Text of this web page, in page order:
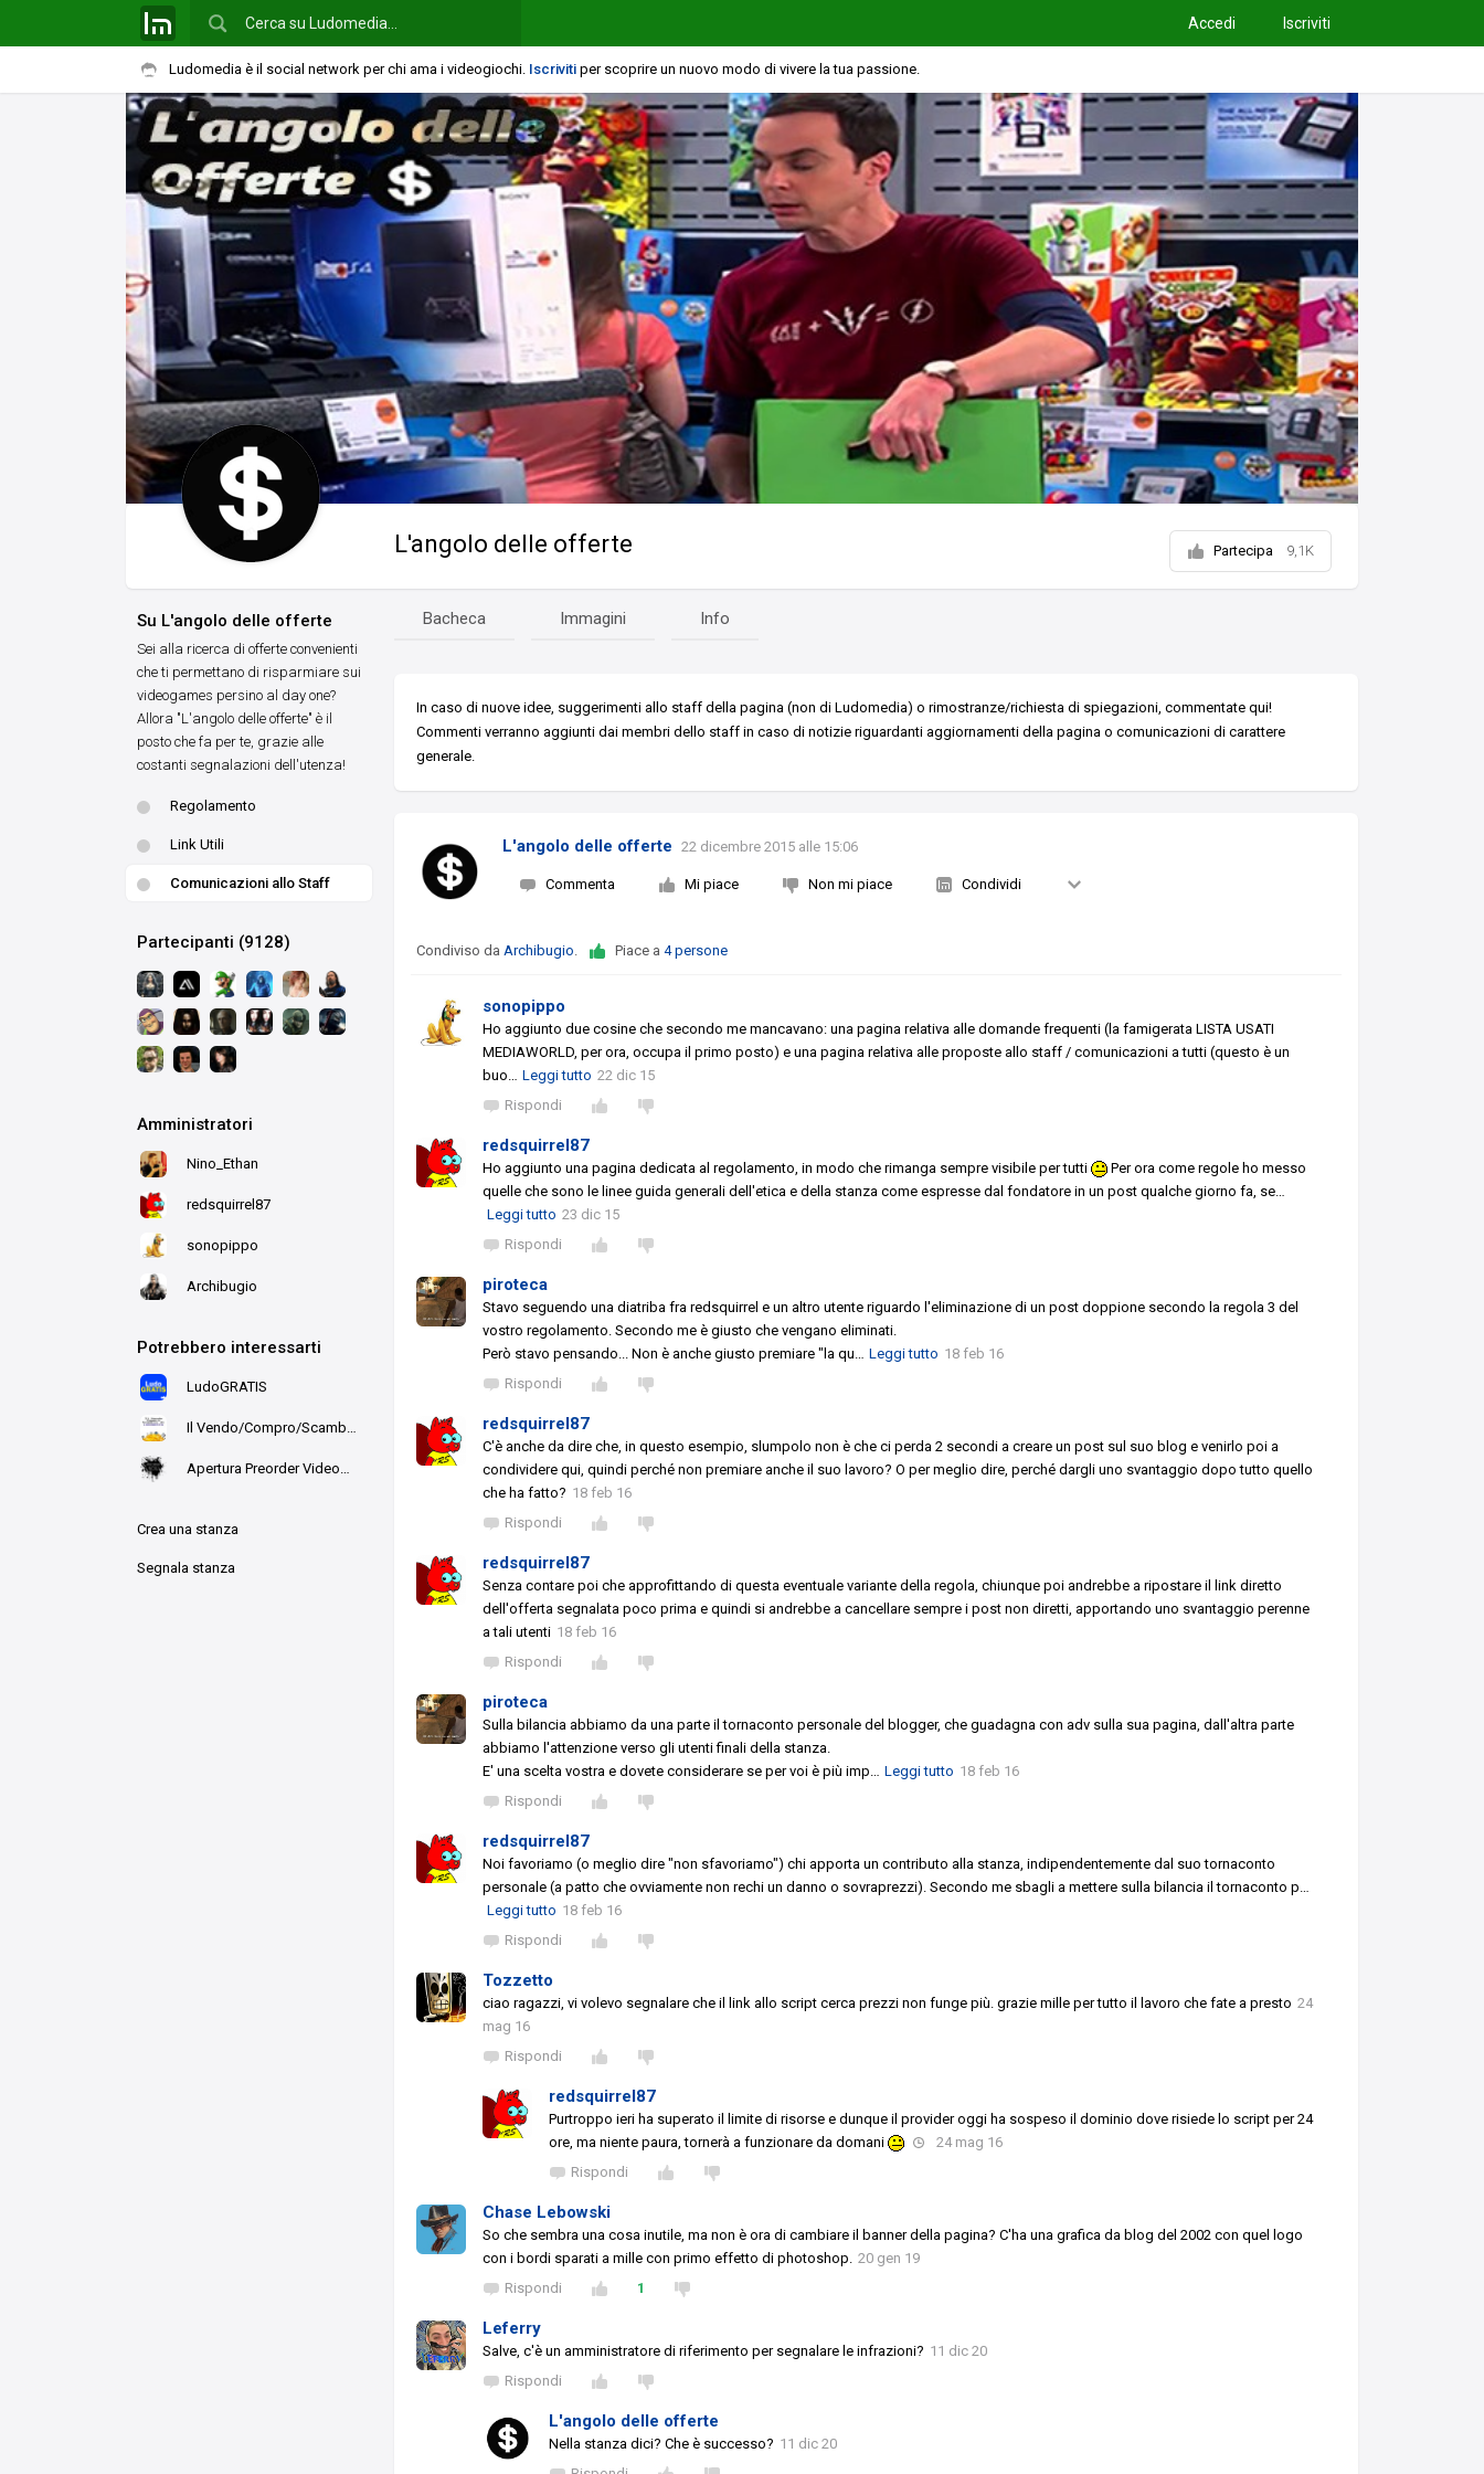
Accedi Iscriviti
Ludomedia è il social network per chi ama i videogiochi. Iscriviti per scoprire un nuovo modo di vivere la tua passione.
Partecipa 9,1K
L'angolo delle offerte
Su L'angolo delle offerte
Sei alla ricerca di offerte convenienti
che ti permettano di risparmiare sui
videogames persino al day one?
Allora "L'angolo delle offerte" è il
posto che fa per te, grazie alle
costanti segnalazioni dell'utenza!
Regolamento
Link Utili
Comunicazioni allo Staff
Partecipanti (9128)
Amministratori
Nino_Ethan
redsquirrel87
sonopippo
Archibugio
Potrebbero interessarti
LudoGRATIS
Crea una stanza
Segnala stanza
Bacheca Immagini Info
In caso di nuove idee, suggerimenti allo staff della pagina (non di Ludomedia) o rimostranze/richiesta di spiegazioni, commentate qui!
Commenti verranno aggiunti dai membri dello staff in caso di notizie riguardanti aggiornamenti della pagina o comunicazioni di carattere
generale.
L'angolo delle offerte 22 dicembre 2015 alle 15:06
Commenta Mi piace Non mi piace Condividi
Condiviso da Archibugio Piace a4 persone
sonopippo
Ho aggiunto due cosine che secondo me mancavano: una pagina relativa alle domande frequenti (la famigerata LISTA USATI
MEDIAWORLD, per ora, occupa il primo posto) e una pagina relativa alle proposte allo staff / comunicazioni a tutti (questo è un
buo
Leggi tutto 22 dic 15
Rispondi
redsquirrel87
Ho aggiunto una pagina dedicata al regolamento, in modo che rimanga sempre visibile per tutti
Per ora come regole ho messo
quelle che sono le linee guida generali dell'etica e della stanza come espresse dal fondatore in un post qualche giorno fa, se
Leggi tutto 23 dic 15
Rispondi
piroteca
Stavo seguendo una diatriba fra redsquirrel e un altro utente riguardo l'eliminazione di un post doppione secondo la regola 3 del
vostro regolamento. Secondo me è giusto che vengano eliminati.
Però stavo pensando... Non è anche giusto premiare "la qu
Leggi tutto 18 feb 16
Rispondi
redsquirrel87
C'è anche da dire che, in questo esempio, slumpolo non è che ci perda 2 secondi a creare un post sul suo blog e venirlo poi a
condividere qui, quindi perché non premiare anche il suo lavoro? O per meglio dire, perché dargli uno svantaggio dopo tutto quello
che ha fatto? 18 feb 16
Rispondi
redsquirrel87
Senza contare poi che approfittando di questa eventuale variante della regola, chiunque poi andrebbe a ripostare il link diretto
dell'offerta segnalata poco prima e quindi si andrebbe a cancellare sempre i post non diretti, apportando uno svantaggio perenne
a tali utenti 18 feb 16
Rispondi
piroteca
Sulla bilancia abbiamo da una parte il tornaconto personale del blogger, che guadagna con adv sulla sua pagina, dall'altra parte
abbiamo l'attenzione verso gli utenti finali della stanza.
E' una scelta vostra e dovete considerare se per voi è più imp
Leggi tutto 18 feb 16
Rispondi
redsquirrel87
Noi favoriamo (o meglio dire "non sfavoriamo") chi apporta un contributo alla stanza, indipendentemente dal suo tornaconto
personale (a patto che ovviamente non rechi un danno o sovraprezzi). Secondo me sbagli a mettere sulla bilancia il tornaconto p
Leggi tutto 18 feb 16
Rispondi
Tozzetto
ciao ragazzi, vi volevo segnalare che il link allo script cerca prezzi non funge più. grazie mille per tutto il lavoro che fate a presto 24
mag 16
Rispondi
redsquirrel87
Purtroppo ieri ha superato il limite di risorse e dunque il provider oggi ha sospeso il dominio dove risiede lo script per 24
ore, ma niente paura, tornerà a funzionare da domani
24 mag 16
Rispondi
Chase Lebowski
So che sembra una cosa inutile, ma non è ora di cambiare il banner della pagina? C'ha una grafica da blog del 2002 con quel logo
con i bordi sparati a mille con primo effetto di photoshop.
20 gen 19
Rispondi
1
Leferry
Salve, c'è un amministratore di riferimento per segnalare le infrazioni? 11 dic 20
Rispondi
L'angolo delle offerte
Nella stanza dici? Che è successo? 11 dic 20